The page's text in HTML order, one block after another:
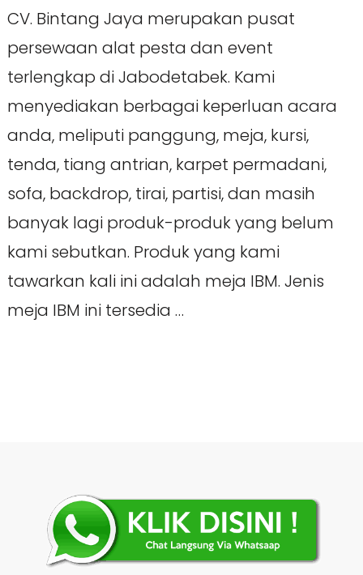
CV. Bintang Jaya merupakan pusat
persewaan alat pesta dan event
terlengkap di Jabodetabek. Kami
menyediakan berbagai keperluan acara
anda, meliputi panggung, meja, kursi,
tenda, tiang antrian, karpet permadani,
sofa, backdrop, tirai, partisi, dan masih
banyak lagi produk-produk yang belum
kami sebutkan. Produk yang kami
tawarkan kali ini adalah meja IBM. Jenis
meja IBM ini tersedia …